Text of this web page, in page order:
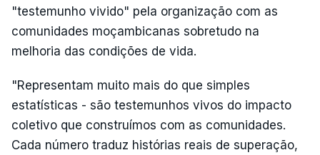
"testemunho vivido" pela organização com as
comunidades moçambicanas sobretudo na
melhoria das condições de vida.
"Representam muito mais do que simples
estatísticas - são testemunhos vivos do impacto
coletivo que construímos com as comunidades.
Cada número traduz histórias reais de superação,